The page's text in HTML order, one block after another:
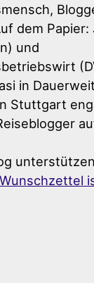
dem Papier:
und
in
Stuttgart